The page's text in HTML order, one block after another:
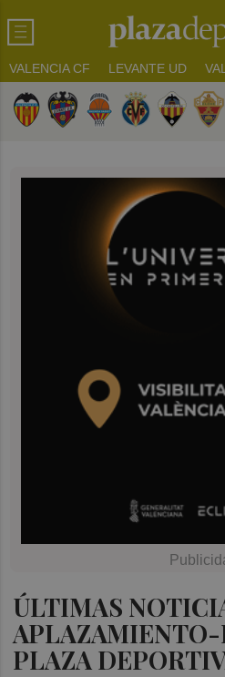
VALENCIA CF LEVANTE UD
ÚLTIMAS
APLAZAMIENTO-
PLAZA